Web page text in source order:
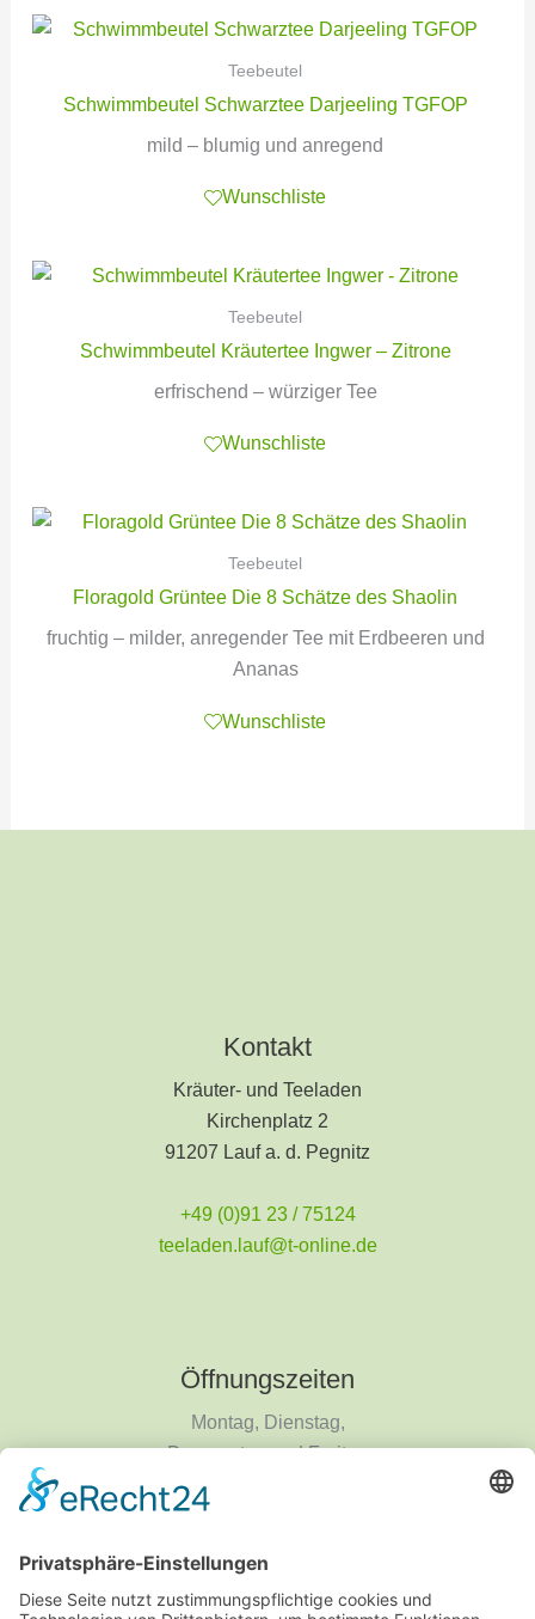
Teebeutel
Schwimmbeutel Schwarztee Darjeeling TGFOP
mild – blumig und anregend
Wunschliste
Teebeutel
Schwimmbeutel Kräutertee Ingwer – Zitrone
erfrischend – würziger Tee
Wunschliste
Teebeutel
Floragold Grüntee Die 8 Schätze des Shaolin
fruchtig – milder, anregender Tee mit Erdbeeren und
Ananas
Wunschliste
Kontakt
Kräuter- und Teeladen
Kirchenplatz 2
91207 Lauf a. d. Pegnitz
+49 (0)91 23 / 75124
teeladen.lauf@t-online.de
Öffnungszeiten
Montag, Dienstag,
Donnerstag und Freitag
9 - 14 Uhr